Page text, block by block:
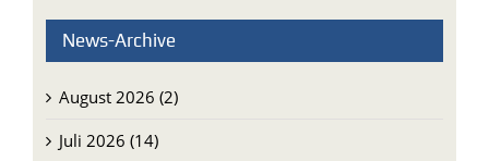
News-Archive
August 2026 (2)
Juli 2026 (14)